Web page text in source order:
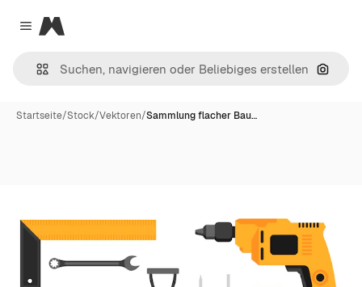
Close menu
Magnific
Nach
Startseite/Stock/Vektoren/Sammlung flacher Bau…